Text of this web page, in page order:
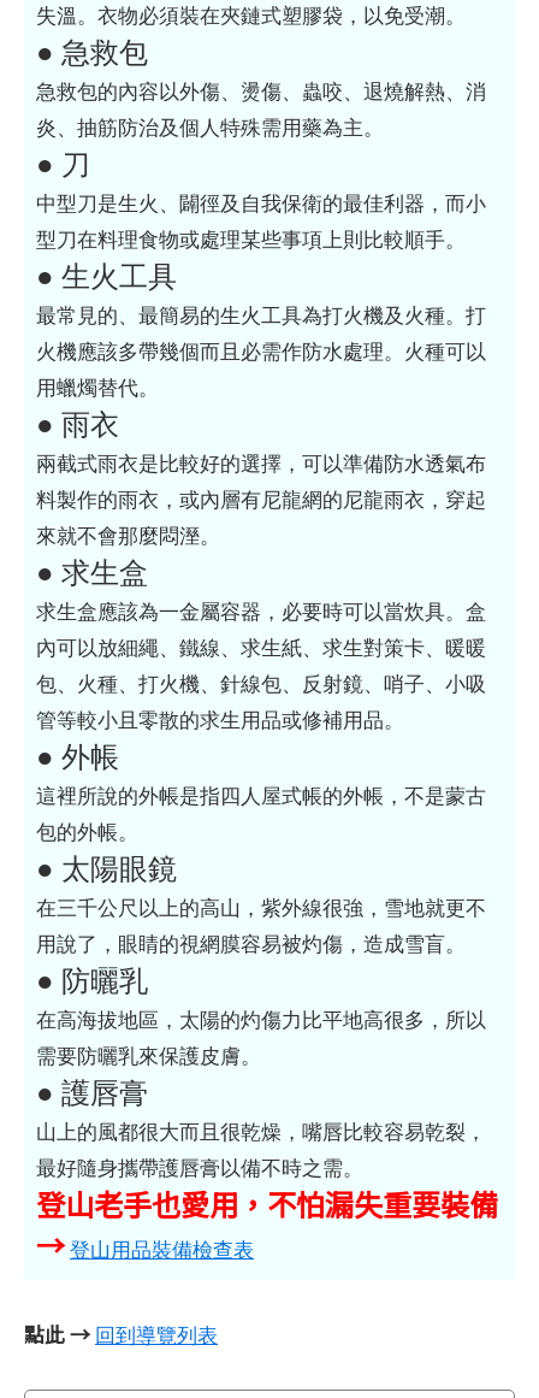
失溫。衣物必須裝在夾鏈式塑膠袋，以免受潮。
● 急救包
急救包的內容以外傷、燙傷、蟲咬、退燒解熱、消
炎、抽筋防治及個人特殊需用藥為主。
● 刀
中型刀是生火、闢徑及自我保衛的最佳利器，而小
型刀在料理食物或處理某些事項上則比較順手。
● 生火工具
最常見的、最簡易的生火工具為打火機及火種。打
火機應該多帶幾個而且必需作防水處理。火種可以
用蠟燭替代。
● 雨衣
兩截式雨衣是比較好的選擇，可以準備防水透氣布
料製作的雨衣，或內層有尼龍網的尼龍雨衣，穿起
來就不會那麼悶溼。
● 求生盒
求生盒應該為一金屬容器，必要時可以當炊具。盒
內可以放細繩、鐵線、求生紙、求生對策卡、暖暖
包、火種、打火機、針線包、反射鏡、哨子、小吸
管等較小且零散的求生用品或修補用品。
● 外帳
這裡所說的外帳是指四人屋式帳的外帳，不是蒙古
包的外帳。
● 太陽眼鏡
在三千公尺以上的高山，紫外線很強，雪地就更不
用說了，眼睛的視網膜容易被灼傷，造成雪盲。
● 防曬乳
在高海拔地區，太陽的灼傷力比平地高很多，所以
需要防曬乳來保護皮膚。
● 護唇膏
山上的風都很大而且很乾燥，嘴唇比較容易乾裂，
最好隨身攜帶護唇膏以備不時之需。
登山老手也愛用，不怕漏失重要裝備
→登山用品裝備檢查表
點此 → 回到導覽列表